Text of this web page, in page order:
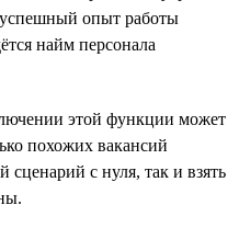
опыт работы
найм персонала
этой функции может
похожих вакансий
сценарий с нуля, так и взять